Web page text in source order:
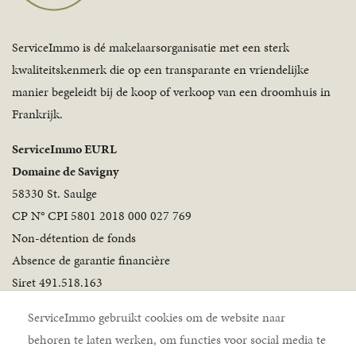
ServiceImmo gebruikt cookies om de website naar
behoren te laten werken, om functies voor social media te
ServiceImmo is dé makelaarsorganisatie met een sterk
kwaliteitskenmerk die op een transparante en vriendelijke
manier begeleidt bij de koop of verkoop van een droomhuis in
Frankrijk.
ServiceImmo EURL
Domaine de Savigny
58330 St. Saulge
CP N° CPI 5801 2018 000 027 769
Non-détention de fonds
Absence de garantie financière
Siret 491.518.163
Volg ons